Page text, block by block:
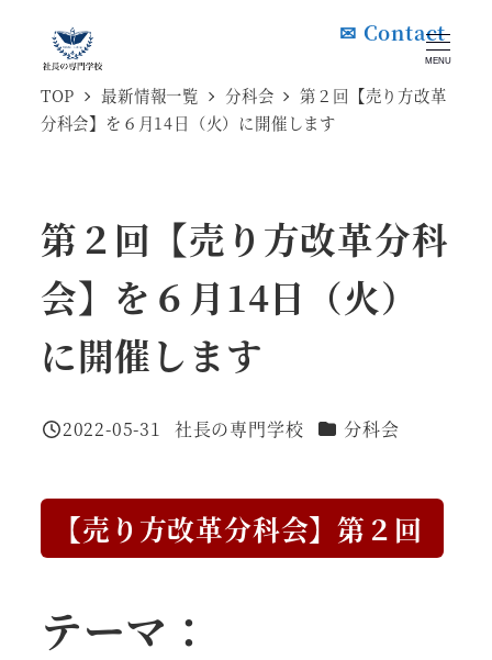
MENU
✉ Contact
TOP 最新情報一覧 分科会
第２回【売り方改革
分科会】を６月14日（火）に開催します
第２回【売り方改革分科
会】を６月14日（火）
に開催します
投稿日
2022-05-31
著
社長の専門学校 カテゴリー
分科会
【売り方改革分科会】第２回
テーマ：